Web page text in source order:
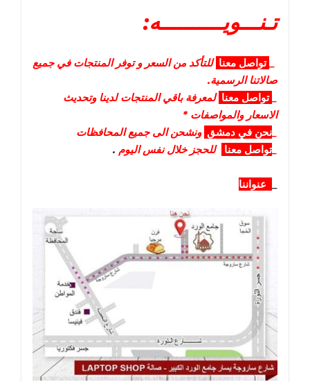
تـنـــويــــــــــه:
تواصل معنا للتأكد من السعر و توفر المنتجات في جميع
صالاتنا الرسمية.
تواصل معنا لمعرفة باقي المنتجات لدينا وتحديث
الاسعار والمواصفات *
نحن في دمشق ونشحن الى جميع المحافظات
تواصل معنا للحجز خلال نفس اليوم .
عنواننا